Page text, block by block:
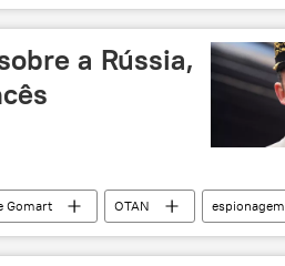
a Rússia,
Gomart OTAN
espionagem